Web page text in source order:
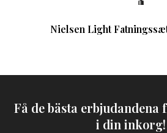
Nielsen Light
Få de bästa
i din inkorg!